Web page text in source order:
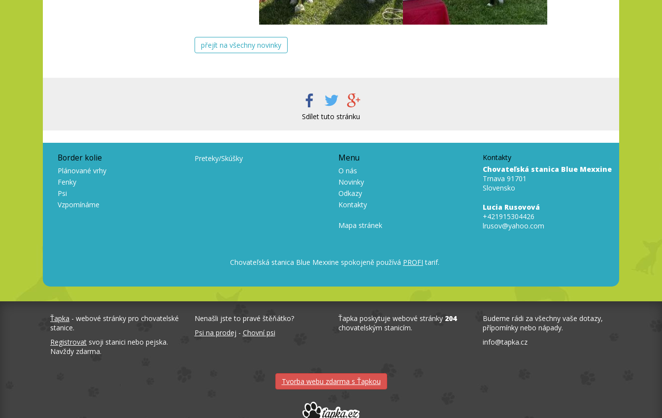
přejít na všechny novinky
Sdílet tuto stránku
Border kolie
Plánované vrhy
Fenky
Psi
Vzpomínáme
Preteky/Skúšky Menu
O nás
Novinky
Odkazy
Kontakty
Mapa stránek
Kontakty
Chovateľská stanica Blue Mexxine
Trnava 91701
Slovensko
Lucia Rusovová
+421915304426
lrusov@yahoo.com
Chovateľská stanica Blue Mexxine spokojeně používá PROFI tarif.
Ťapka - webové stránky pro chovatelské
stanice.
Registrovat svoji stanici nebo pejska.
Navždy zdarma.
Nenašli jste to pravé štěňátko?
Psi na prodej - Chovní psi
Ťapka poskytuje webové stránky 204
chovatelským stanicím.
Budeme rádi za všechny vaše dotazy,
přípomínky nebo nápady.
info@tapka.cz
Tvorba webu zdarma s Ťapkou